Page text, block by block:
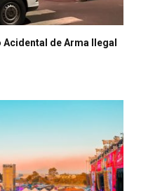
de Arma Ilegal